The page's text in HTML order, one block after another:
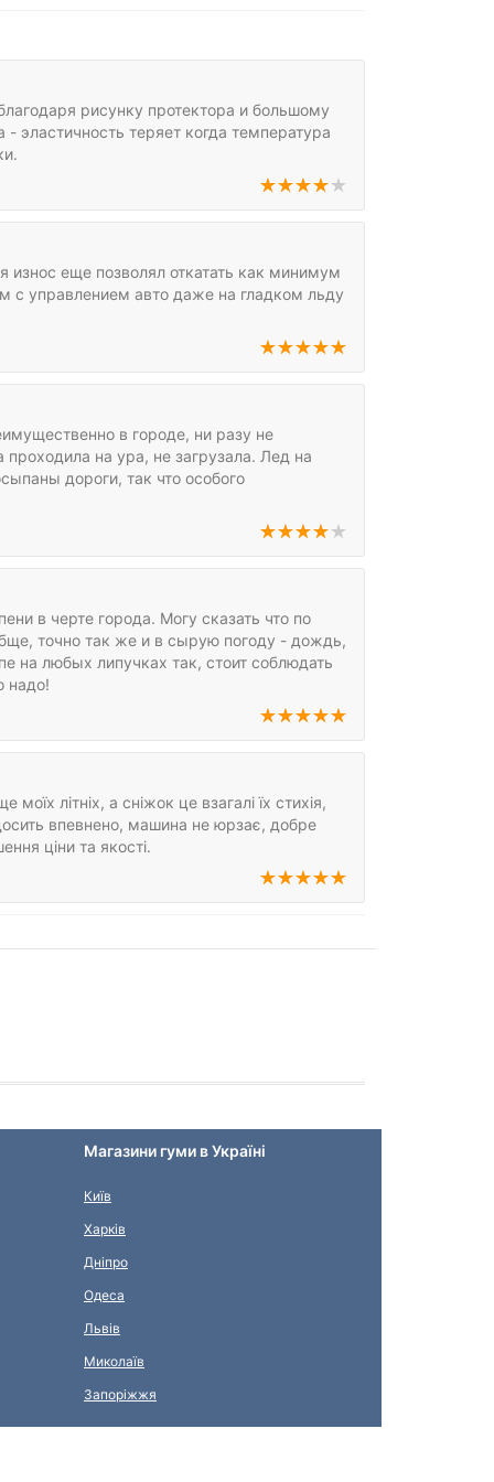
рисунку протектора и большому
эластичность теряет когда температура
износ еще позволял откатать как минимум
с управлением авто даже на гладком льду
в городе, ни разу не
на ура, не загрузала. Лед на
дороги, так что особого
в черте города. Могу сказать что по
точно так же и в сырую погоду - дождь,
на любых липучках так, стоит соблюдать
надо!
літніх, а сніжок це взагалі їх стихія,
впевнено, машина не юрзає, добре
ціни та якості.
Магазини гуми в Україні
Київ
Харків
Дніпро
Одеса
Львів
Миколаїв
Запоріжжя